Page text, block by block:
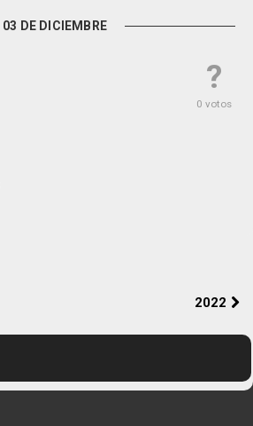
03 DE DICIEMBRE
?
0 votos
2022